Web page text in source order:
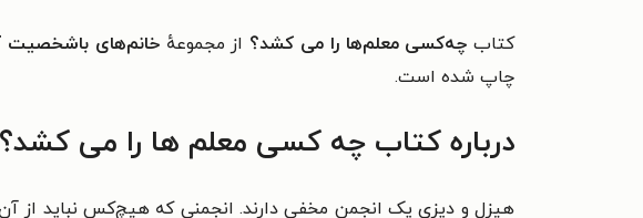
کتاب چه‌کسی معلم‌ها را می کشد؟ از مجموعهٔ خانم‌‌های باشخصیت
چاپ شده است.
درباره کتاب چه کسی معلم ها را می کشد؟
هیزل و دیزی یک انجمن مخفی دارند. انجمنی که هیچ‌کس نباید از